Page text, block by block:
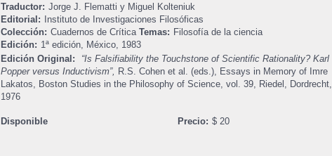
Traductor: Jorge J. Flematti y Miguel Kolteniuk
Editorial:
Instituto de Investigaciones Filosóficas
Colección: Cuadernos de Crítica Temas: Filosofía de la ciencia
Edición: 1ª edición, México, 1983
Edición Original:
“Is Falsifiability the Touchstone of Scientific Rationality? Karl
Popper versus Inductivism”, R.S. Cohen et al. (eds.), Essays in Memory of Imre
Lakatos, Boston Studies in the Philosophy of Science, vol. 39, Riedel, Dordrecht,
1976
Disponible Precio: $ 20